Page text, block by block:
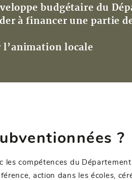
budgétaire du
à financer une partie
l’animation locale
?
les compétences du
action dans les écoles,